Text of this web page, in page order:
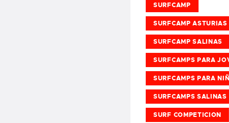
SURFCAMP
SURFCAMP ASTURIAS
SURFCAMP SALINAS
SURFCAMPS PARA
SURFCAMPS PARA
SURFCAMPS SALINAS
SURF COMPETICION